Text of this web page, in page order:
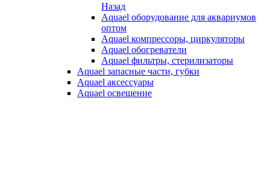
Назад
Aquael оборудование для аквариумов
оптом
Aquael компрессоры, циркуляторы
Aquael обогреватели
Aquael фильтры, стерилизаторы
Aquael запасные части, губки
Aquael аксессуары
Aquael освещение